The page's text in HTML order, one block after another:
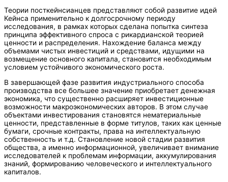
Теории посткейнсианцев представляют собой развитие идей
Кейнса применительно к долгосрочному периоду
исследования, в рамках которых сделана попытка синтеза
принципа эффективного спроса с рикардианской теорией
ценности и распределения. Нахождение баланса между
объемами чистых инвестиций и средствами, идущими на
возмещение основного капитала, становится необходимым
условием устойчивого экономического роста.
В завершающей фазе развития индустриального способа
производства все большее значение приобретает денежная
экономика, что существенно расширяет инвестиционные
возможности макроэкономических авторов. В этом случае
объектами инвестирования становятся нематериальные
ценности, представленные в форме титулов, таких как ценные
бумаги, срочные контракты, права на интеллектуальную
собственность и т.д. Становление новой стадии развития
общества, а именно информационной, увеличивает внимание
исследователей к проблемам информации, аккумулирования
знаний, формированию человеческого и интеллектуального
капиталов.